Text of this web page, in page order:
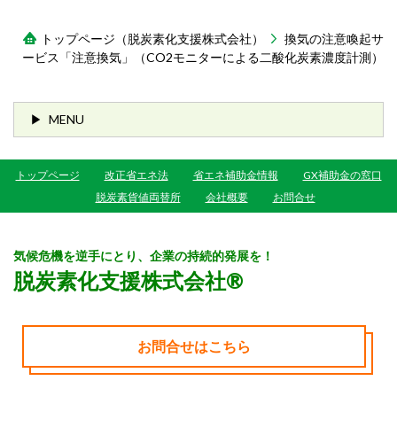
トップページ（脱炭素化支援株式会社）
換気の注意喚起サ
ービス「注意換気」（CO2モニターによる二酸化炭素濃度計測）
MENU
トップページ 改正省エネ法 省エネ補助金情報
GX補助金の窓口
脱炭素貨値両替所
会社概要 お問合せ
気候危機を逆手にとり、企業の持続的発展を！
脱炭素化支援株式会社®
お問合せはこちら